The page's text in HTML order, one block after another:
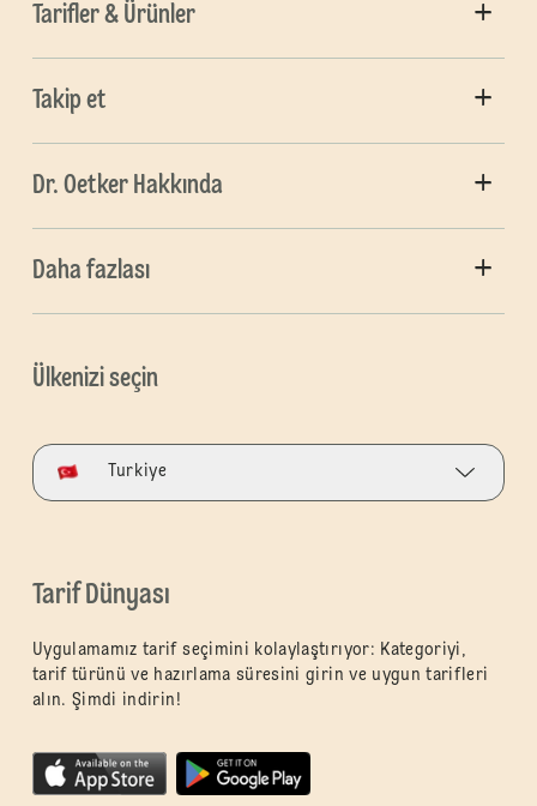
Tarifler & Ürünler
Takip et
Dr. Oetker Hakkında
Daha fazlası
Ülkenizi seçin
Turkiye
Tarif Dünyası
Uygulamamız tarif seçimini kolaylaştırıyor: Kategoriyi,
tarif türünü ve hazırlama süresini girin ve uygun tarifleri
alın. Şimdi indirin!